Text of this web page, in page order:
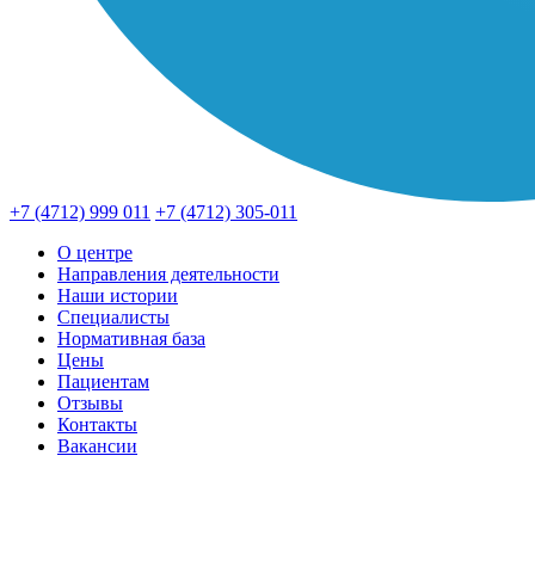
+7 (4712) 999 011 +7 (4712) 305-011
О центре
Направления деятельности
Наши истории
Специалисты
Нормативная база
Цены
Пациентам
Отзывы
Контакты
Вакансии